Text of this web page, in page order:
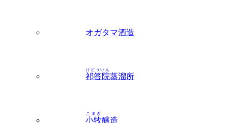
オガタマ酒造
祁答院
けどういん
蒸溜所
小牧
こまき
醸造